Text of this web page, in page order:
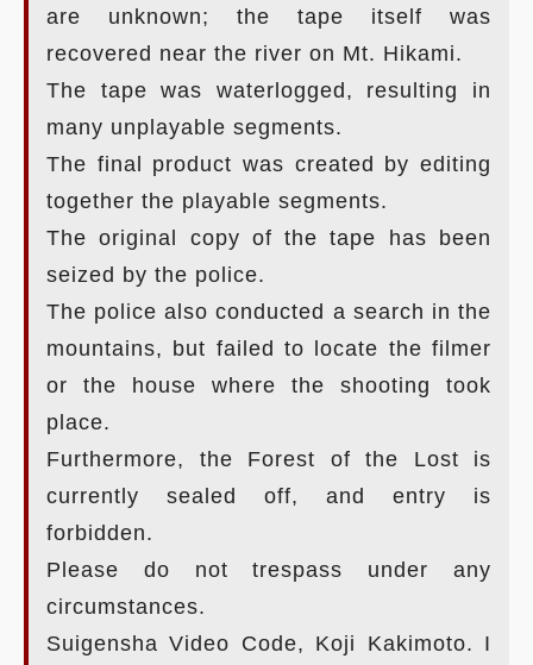
are unknown; the tape itself was
recovered near the river on Mt. Hikami.
The tape was waterlogged, resulting in
many unplayable segments.
The final product was created by editing
together the playable segments.
The original copy of the tape has been
seized by the police.
The police also conducted a search in the
mountains, but failed to locate the filmer
or the house where the shooting took
place.
Furthermore, the Forest of the Lost is
currently sealed off, and entry is
forbidden.
Please do not trespass under any
circumstances.
Suigensha Video Code, Koji Kakimoto. I